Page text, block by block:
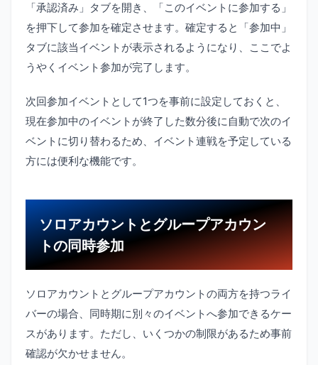
「承認済み」タブを開き、「このイベントに参加する」
を押下して参加を確定させます。確定すると「参加中」
タブに該当イベントが表示されるようになり、ここでよ
うやくイベント参加が完了します。
次回参加イベントとして1つを事前に設定しておくと、
現在参加中のイベントが終了した数分後に自動で次のイ
ベントに切り替わるため、イベント連戦を予定している
方には便利な機能です。
ソロアカウントとグループアカウン
トの同時参加
ソロアカウントとグループアカウントの両方を持つライ
バーの場合、同時期に別々のイベントへ参加できるケー
スがあります。ただし、いくつかの制限があるため事前
確認が欠かせません。